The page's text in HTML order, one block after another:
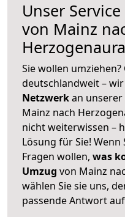
Unser
von Mainz
Sie wollen
deutschlandweit –
Netzwerkan unserer
Mainz nach
nicht weiterwissen –
Lösung für Sie!
Fragen wollen, was
Umzug von Mainz
wählen Sie sie uns,
passende Antwort